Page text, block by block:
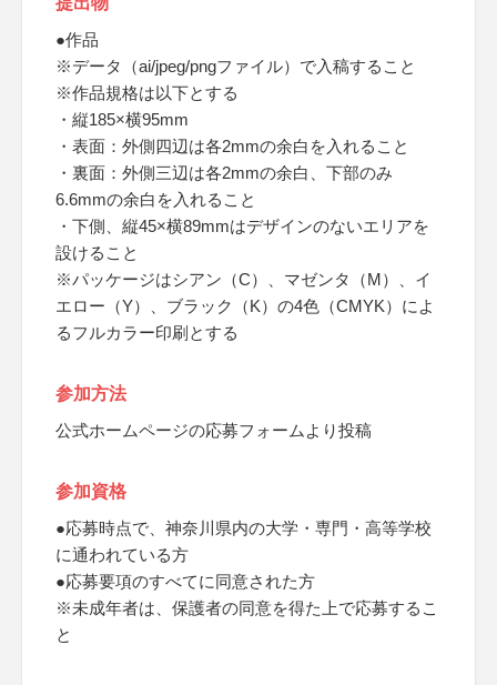
●作品
※データ（ai/jpeg/pngファイル）で入稿すること
※作品規格は以下とする
・縦185×横95mm
・表面：外側四辺は各2mmの余白を入れること
・裏面：外側三辺は各2mmの余白、下部のみ
6.6mmの余白を入れること
・下側、縦45×横89mmはデザインのないエリアを
設けること
※パッケージはシアン（C）、マゼンタ（M）、イ
エロー（Y）、ブラック（K）の4色（CMYK）によ
るフルカラー印刷とする
参加方法
公式ホームページの応募フォームより投稿
参加資格
●応募時点で、神奈川県内の大学・専門・高等学校
に通われている方
●応募要項のすべてに同意された方
※未成年者は、保護者の同意を得た上で応募するこ
と